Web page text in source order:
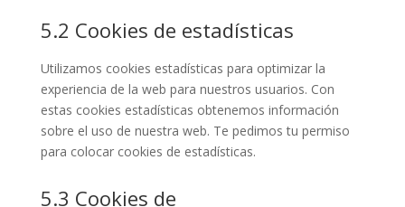
5.2 Cookies de estadísticas
Utilizamos cookies estadísticas para optimizar la
experiencia de la web para nuestros usuarios. Con
estas cookies estadísticas obtenemos información
sobre el uso de nuestra web. Te pedimos tu permiso
para colocar cookies de estadísticas.
5.3 Cookies de